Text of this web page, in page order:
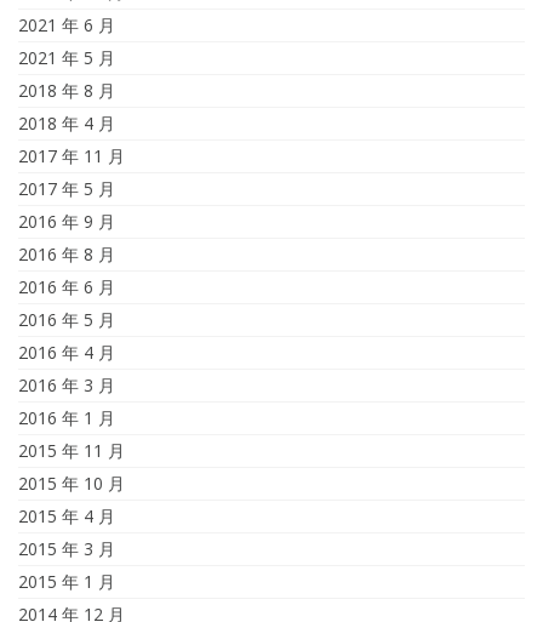
2021 年 6 月
2021 年 5 月
2018 年 8 月
2018 年 4 月
2017 年 11 月
2017 年 5 月
2016 年 9 月
2016 年 8 月
2016 年 6 月
2016 年 5 月
2016 年 4 月
2016 年 3 月
2016 年 1 月
2015 年 11 月
2015 年 10 月
2015 年 4 月
2015 年 3 月
2015 年 1 月
2014 年 12 月